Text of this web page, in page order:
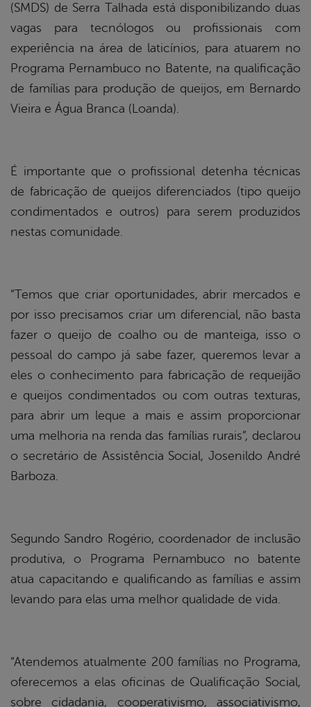
(SMDS) de Serra Talhada está disponibilizando duas
vagas para tecnólogos ou profissionais com
experiência na área de laticínios, para atuarem no
Programa Pernambuco no Batente, na qualificação
de famílias para produção de queijos, em Bernardo
Vieira e Água Branca (Loanda).
É importante que o profissional detenha técnicas
de fabricação de queijos diferenciados (tipo queijo
condimentados e outros) para serem produzidos
nestas comunidade.
“Temos que criar oportunidades, abrir mercados e
por isso precisamos criar um diferencial, não basta
fazer o queijo de coalho ou de manteiga, isso o
pessoal do campo já sabe fazer, queremos levar a
eles o conhecimento para fabricação de requeijão
e queijos condimentados ou com outras texturas,
para abrir um leque a mais e assim proporcionar
uma melhoria na renda das famílias rurais”, declarou
o secretário de Assistência Social, Josenildo André
Barboza.
Segundo Sandro Rogério, coordenador de inclusão
produtiva, o Programa Pernambuco no batente
atua capacitando e qualificando as famílias e assim
levando para elas uma melhor qualidade de vida.
“Atendemos atualmente 200 famílias no Programa,
oferecemos a elas oficinas de Qualificação Social,
sobre cidadania, cooperativismo, associativismo,